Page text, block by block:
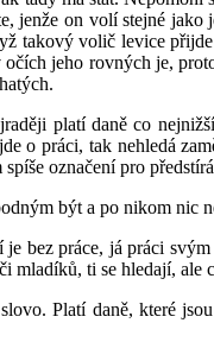
jenže on volí stejné
takový volič levice
jeho rovných je,
platí daně co
o práci, tak nehledá
označení pro
být a po nikom nic
bez práce, já práci
mladíků, ti se hledají, ale
Platí daně, které